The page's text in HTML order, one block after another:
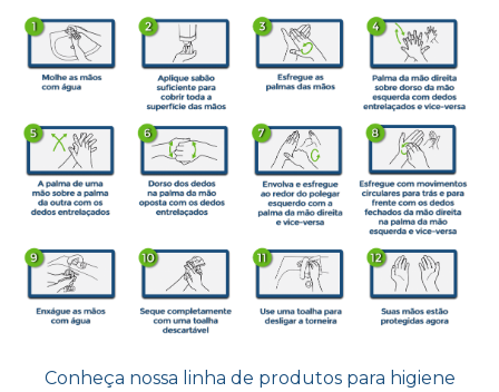
Conheça nossa linha de produtos para higiene